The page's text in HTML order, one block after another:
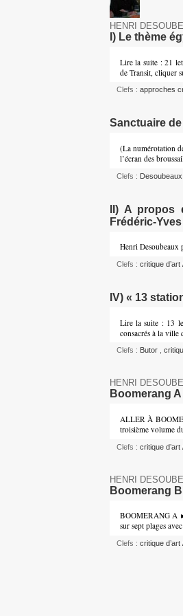
HENRI
I) Le thème
Lire la suite : 21
de Transit, cliquer
Clefs : approches
Sanctuaire
(La numérotation
l’écran des
Clefs : Desoubeaux
II) A
Frédéric-
Henri Desoubeaux
Clefs : critique
IV) « 13
Lire la suite : 13
consacrés à la
Clefs : Butor
HENRI
Boomerang A
ALLER À
troisième volume
Clefs : critique
HENRI
Boomerang B
BOOMERANG A
sur sept plages
Clefs : critique